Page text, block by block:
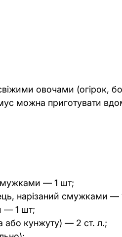
овочами (огірок,
можна приготувати
— 1 шт;
нарізаний смужками —
— 1 шт;
або кунжуту) — 2 ст. л.;